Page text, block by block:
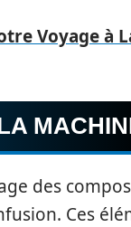
Voyage à
des
Ces